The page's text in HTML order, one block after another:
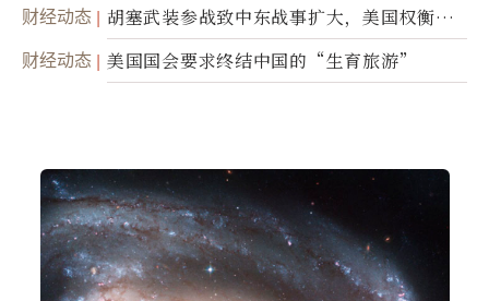
财经动态
胡塞武装参战致中东战事扩大，美国权衡地
面入侵的可能性
财经动态 美国国会要求终结中国的“生育旅游”